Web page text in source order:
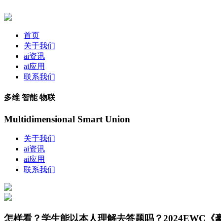
首页
关于我们
ai资讯
ai应用
联系我们
多维 智能 物联
Multidimensional Smart Union
关于我们
ai资讯
ai应用
联系我们
怎样看？学生能以本人理解去答题吗？2024EWC《